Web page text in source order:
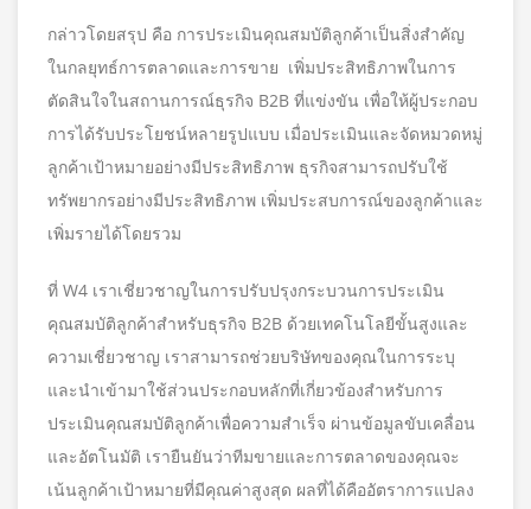
กล่าวโดยสรุป คือ การประเมินคุณสมบัติลูกค้าเป็นสิ่งสำคัญ
ในกลยุทธ์การตลาดและการขาย เพิ่มประสิทธิภาพในการ
ตัดสินใจในสถานการณ์ธุรกิจ B2B ที่แข่งขัน เพื่อให้ผู้ประกอบ
การได้รับประโยชน์หลายรูปแบบ เมื่อประเมินและจัดหมวดหมู่
ลูกค้าเป้าหมายอย่างมีประสิทธิภาพ ธุรกิจสามารถปรับใช้
ทรัพยากรอย่างมีประสิทธิภาพ เพิ่มประสบการณ์ของลูกค้าและ
เพิ่มรายได้โดยรวม
ที่ W4 เราเชี่ยวชาญในการปรับปรุงกระบวนการประเมิน
คุณสมบัติลูกค้าสำหรับธุรกิจ B2B ด้วยเทคโนโลยีขั้นสูงและ
ความเชี่ยวชาญ เราสามารถช่วยบริษัทของคุณในการระบุ
และนำเข้ามาใช้ส่วนประกอบหลักที่เกี่ยวข้องสำหรับการ
ประเมินคุณสมบัติลูกค้าเพื่อความสำเร็จ ผ่านข้อมูลขับเคลื่อน
และอัตโนมัติ เรายืนยันว่าทีมขายและการตลาดของคุณจะ
เน้นลูกค้าเป้าหมายที่มีคุณค่าสูงสุด ผลที่ได้คืออัตราการแปลง